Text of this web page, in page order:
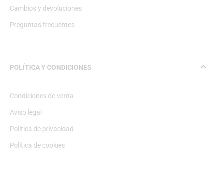
Cambios y devoluciones
Preguntas frecuentes
POLÍTICA Y CONDICIONES
Condiciones de venta
Aviso legal
Política de privacidad
Política de cookies